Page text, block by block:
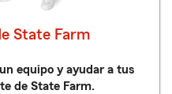
State Farm
equipo y ayudar a tus
de State Farm.